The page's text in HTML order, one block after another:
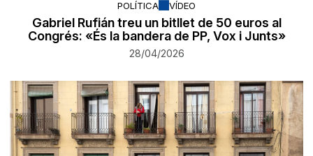
POLÍTICA VÍDEO
Gabriel Rufián treu un bitllet de 50 euros al
Congrés: «És la bandera de PP, Vox i Junts»
28/04/2026